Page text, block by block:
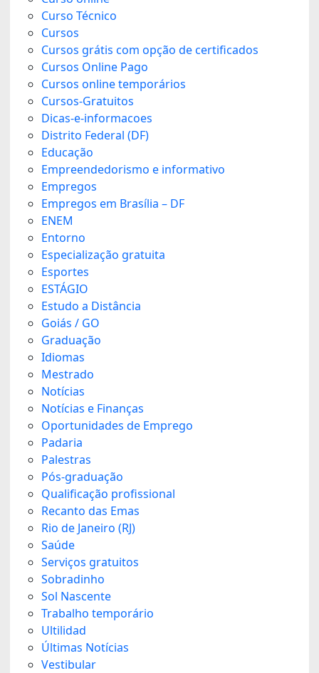
Curso Técnico
Cursos
Cursos grátis com opção de certificados
Cursos Online Pago
Cursos online temporários
Cursos-Gratuitos
Dicas-e-informacoes
Distrito Federal (DF)
Educação
Empreendedorismo e informativo
Empregos
Empregos em Brasília – DF
ENEM
Entorno
Especialização gratuita
Esportes
ESTÁGIO
Estudo a Distância
Goiás / GO
Graduação
Idiomas
Mestrado
Notícias
Notícias e Finanças
Oportunidades de Emprego
Padaria
Palestras
Pós-graduação
Qualificação profissional
Recanto das Emas
Rio de Janeiro (RJ)
Saúde
Serviços gratuitos
Sobradinho
Sol Nascente
Trabalho temporário
Ultilidad
Últimas Notícias
Vestibular